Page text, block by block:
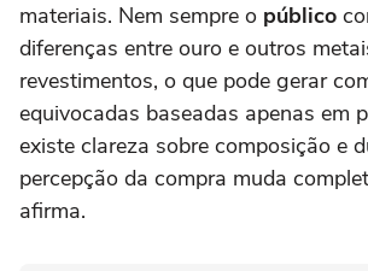
materiais. Nem sempre o público
diferenças entre ouro e outros
revestimentos, o que pode gerar
equivocadas baseadas apenas em
existe clareza sobre composição e
percepção da compra muda
afirma.